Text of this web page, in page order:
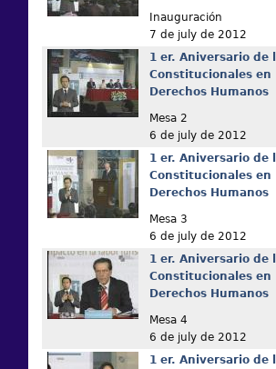
Inauguración
7 de july de 2012
1 er. Aniversario de
Constitucionales en
Derechos Humanos
Mesa 2
6 de july de 2012
1 er. Aniversario de
Constitucionales en
Derechos Humanos
Mesa 3
6 de july de 2012
1 er. Aniversario de
Constitucionales en
Derechos Humanos
Mesa 4
6 de july de 2012
1 er. Aniversario de